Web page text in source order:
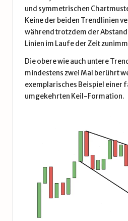
und symmetrischen
Keine der beiden Trendlinien
während trotzdem der
Linien im Laufe der Zeit
Die obere wie auch untere
mindestens zwei Mal berührt
exemplarisches Beispiel einer
umgekehrten Keil-Formation.